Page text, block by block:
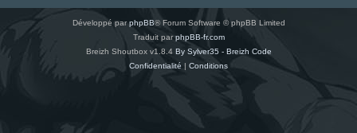
h
Développé parphpBB® Forum Software © phpBB Limited
Traduit parphpBB-fr.com
Breizh Shoutbox v1.8.4 By Sylver35 - Breizh Code
Confidentialité | Conditions